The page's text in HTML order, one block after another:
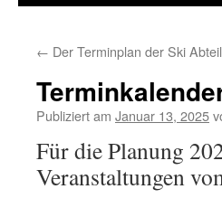
← Der Terminplan der Ski
Publiziert am Januar 13, 2025
Für die Planung
Veranstaltungen